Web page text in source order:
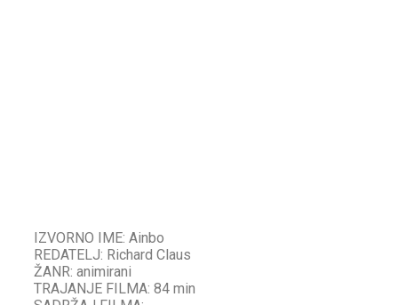
IZVORNO IME: Ainbo
REDATELJ: Richard Claus
ŽANR: animirani
TRAJANJE FILMA: 84 min